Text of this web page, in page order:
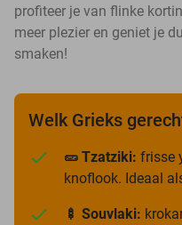
profiteer je van flinke
meer plezier en geniet je
smaken!
Welk Grieks
🥒 Tzatziki: frisse
knoflook. Ideaal
🍢 Souvlaki: